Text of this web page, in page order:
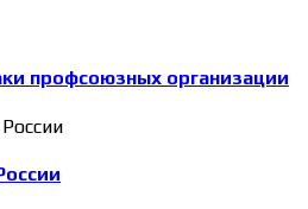
профсоюзных организации